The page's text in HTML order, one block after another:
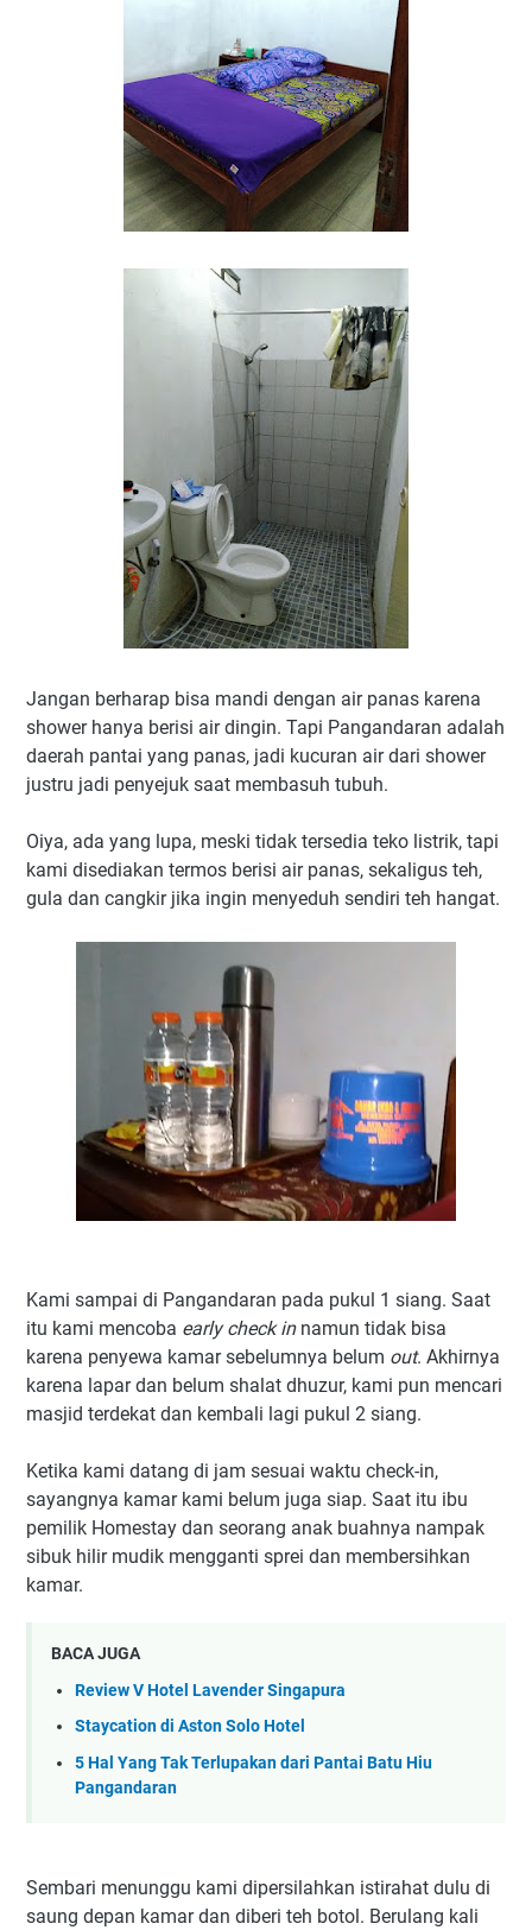
Jangan berharap bisa mandi dengan air panas karena
shower hanya berisi air dingin. Tapi Pangandaran adalah
daerah pantai yang panas, jadi kucuran air dari shower
justru jadi penyejuk saat membasuh tubuh.
Oiya, ada yang lupa, meski tidak tersedia teko listrik, tapi
kami disediakan termos berisi air panas, sekaligus teh,
gula dan cangkir jika ingin menyeduh sendiri teh hangat.
Kami sampai di Pangandaran pada pukul 1 siang. Saat
itu kami mencoba early check innamun tidak bisa
karena penyewa kamar sebelumnya belum out. Akhirnya
karena lapar dan belum shalat dhuzur, kami pun mencari
masjid terdekat dan kembali lagi pukul 2 siang.
Ketika kami datang di jam sesuai waktu check-in,
sayangnya kamar kami belum juga siap. Saat itu ibu
pemilik Homestay dan seorang anak buahnya nampak
sibuk hilir mudik mengganti sprei dan membersihkan
kamar.
BACA JUGA
Review V Hotel Lavender Singapura
Staycation di Aston Solo Hotel
5 Hal Yang Tak Terlupakan dari Pantai Batu Hiu
Pangandaran
Sembari menunggu kami dipersilahkan istirahat dulu di
saung depan kamar dan diberi teh botol. Berulang kali